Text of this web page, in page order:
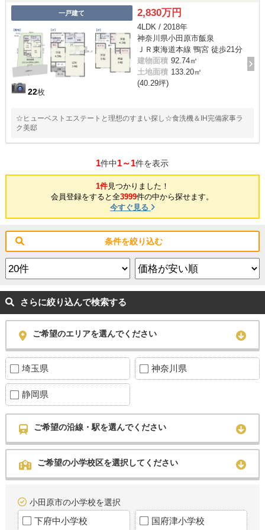
一戸建て
22枚
2,830万円
4LDK / 2018年
神奈川県小田原市飯泉
ＪＲ東海道本線 鴨宮 徒歩21分
建物面積 92.74㎡
土地面積 133.20㎡
(40.29坪)
☆ヒューベストエステートと理想のすまい探し☆食洗機＆IH完備家事ラ
ク美邸
1件中1～1件を表示
1件見つかりました！
会員登録をすると全3999件の中から探せます。
今すぐ見る
条件を絞り込む
さらに絞り込んで検索する
ご希望のエリアを選んでください
埼玉県 神奈川県
静岡県
ご希望の沿線・駅を選んでください
ご希望の小学校区を選択してください
小田原市の小学校を選択
下府中小学校 国府津小学校